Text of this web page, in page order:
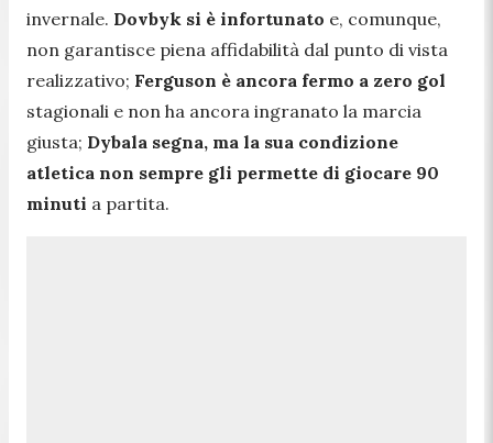
invernale. Dovbyk si è infortunato e, comunque,
non garantisce piena affidabilità dal punto di vista
realizzativo; Ferguson è ancora fermo a zero gol
stagionali e non ha ancora ingranato la marcia
giusta; Dybala segna, ma la sua condizione
atletica non sempre gli permette di giocare 90
minuti a partita.